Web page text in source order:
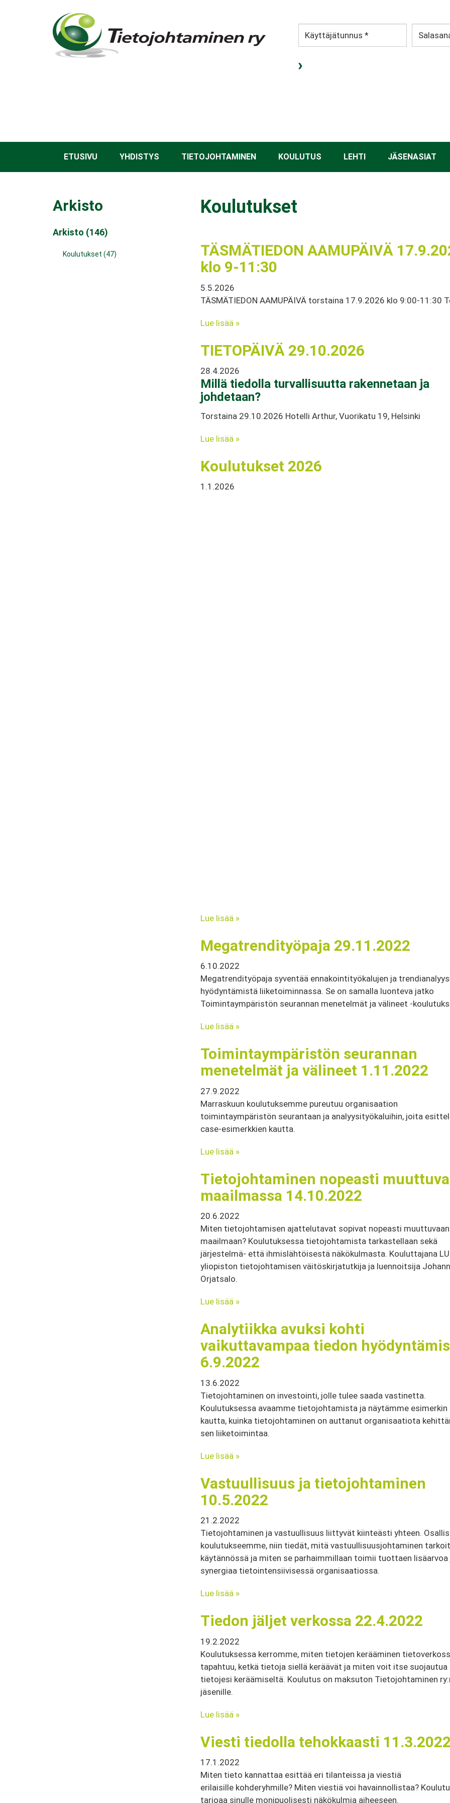
ETUSIVU YHDISTYS TIETOJOHTAMINEN KOULUTUS LEHTI JÄSENASIAT
Koulutukset
TÄSMÄTIEDON AAMUPÄIVÄ
klo 9-11:30
5.5.2026
TÄSMÄTIEDON AAMUPÄIVÄ torstaina 17.9.2026 klo 9:00-11:30
Lue lisää »
TIETOPÄIVÄ 29.10.2026
28.4.2026
Millä tiedolla turvallisuutta rakennetaan ja
johdetaan?
Torstaina 29.10.2026 Hotelli Arthur, Vuorikatu 19, Helsinki
Lue lisää »
Koulutukset 2026
1.1.2026
Lue lisää »
Megatrendityöpaja 29.11.2022
6.10.2022
Megatrendityöpaja syventää ennakointityökalujen ja
hyödyntämistä liiketoiminnassa. Se on samalla luonteva jatko
Toimintaympäristön seurannan menetelmät ja välineet -
Lue lisää »
Toimintaympäristön seurannan
menetelmät ja välineet 1.11.2022
27.9.2022
Marraskuun koulutuksemme pureutuu organisaation
toimintaympäristön seurantaan ja analyysityökaluihin, joita
case-esimerkkien kautta.
Lue lisää »
Tietojohtaminen nopeasti
maailmassa 14.10.2022
20.6.2022
Miten tietojohtamisen ajattelutavat sopivat nopeasti muuttuvaan
maailmaan? Koulutuksessa tietojohtamista tarkastellaan sekä
järjestelmä- että ihmislähtöisestä näkökulmasta. Kouluttajana
yliopiston tietojohtamisen väitöskirjatutkija ja luennoitsija
Orjatsalo.
Lue lisää »
Analytiikka avuksi kohti
vaikuttavampaa tiedon
6.9.2022
13.6.2022
Tietojohtaminen on investointi, jolle tulee saada vastinetta.
Koulutuksessa avaamme tietojohtamista ja näytämme esimerkin
kautta, kuinka tietojohtaminen on auttanut organisaatiota
sen liiketoimintaa.
Lue lisää »
Vastuullisuus ja tietojohtaminen
10.5.2022
21.2.2022
Tietojohtaminen ja vastuullisuus liittyvät kiinteästi yhteen.
koulutukseemme, niin tiedät, mitä vastuullisuusjohtaminen
käytännössä ja miten se parhaimmillaan toimii tuottaen lisäarvoa
synergiaa tietointensiivisessä organisaatiossa.
Lue lisää »
Tiedon jäljet verkossa 22.4.2022
19.2.2022
Koulutuksessa kerromme, miten tietojen kerääminen
tapahtuu, ketkä tietoja siellä keräävät ja miten voit itse suojautua
tietojesi keräämiseltä. Koulutus on maksuton Tietojohtaminen
jäsenille.
Lue lisää »
Viesti tiedolla tehokkaasti 11.3.2022
17.1.2022
Miten tieto kannattaa esittää eri tilanteissa ja viestiä
erilaisille kohderyhmille? Miten viestiä voi havainnollistaa?
tarjoaa sinulle monipuolisesti näkökulmia aiheeseen.
Arkisto
Arkisto (146)
Koulutukset (47)